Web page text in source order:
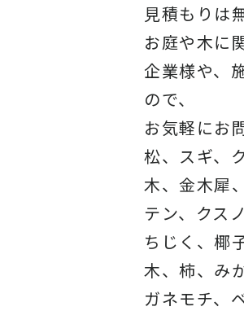
見積もりは
お庭や木に
企業様や、
ので、
お気軽にお
松、スギ、
木、金木犀
テン、クス
ちじく、椰
木、柿、み
ガネモチ、